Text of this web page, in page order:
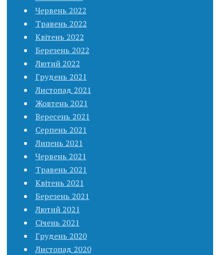
Червень 2022
Травень 2022
Квітень 2022
Березень 2022
Лютий 2022
Грудень 2021
Листопад 2021
Жовтень 2021
Вересень 2021
Серпень 2021
Липень 2021
Червень 2021
Травень 2021
Квітень 2021
Березень 2021
Лютий 2021
Січень 2021
Грудень 2020
Листопад 2020